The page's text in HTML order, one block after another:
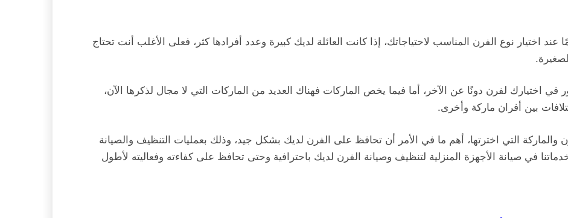
اختيار نوع الفرن المناسب لاحتياجاتك، إذا كانت العائلة لديك كبيرة وعدد أفرادها كثر، فعلى الأغلب أنت تحتاج
اختيارك لفرن دونًا عن الآخر، أما فيما يخص الماركات فهناك العديد من الماركات التي لا مجال لذكرها الآن،
بين أفران ماركة وأخرى.
التي اخترتها، أهم ما في الأمر أن تحافظ على الفرن لديك بشكل جيد، وذلك بعمليات التنظيف والصيانة
في صيانة الأجهزة المنزلية لتنظيف وصيانة الفرن لديك باحترافية وحتى تحافظ على كفاءته وفعاليته لأطول